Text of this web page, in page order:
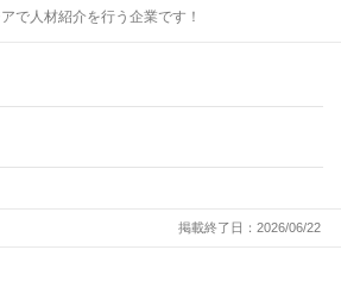
で人材紹介を行う企業です！
掲載終了日：2026/06/22